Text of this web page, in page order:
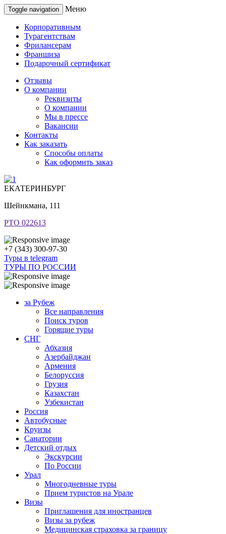
Toggle navigation Меню
Корпоративным
Турагентствам
Фрилансерам
Франшиза
Подарочный сертификат
Отзывы
О компании
Реквизиты
О компании
Мы в прессе
Вакансии
Контакты
Как заказать
Способы оплаты
Как оформить заказ
ЕКАТЕРИНБУРГ
Шейнкмана, 111
РТО 022613
+7 (343) 300-97-30
Туры в telegram
ТУРЫ ПО РОССИИ
за Рубеж
Все направления
Поиск туров
Горящие туры
СНГ
Абхазия
Азербайджан
Армения
Белоруссия
Грузия
Казахстан
Узбекистан
Россия
Автобусные
Круизы
Санатории
Детский отдых
Экскурсии
По России
Урал
Многодневные туры
Прием туристов на Урале
Визы
Приглашения для иностранцев
Визы за рубеж
Медицинская страховка за границу